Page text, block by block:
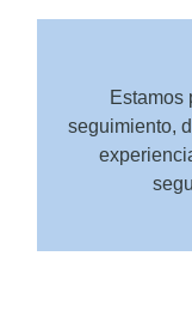
Estamos
seguimiento,